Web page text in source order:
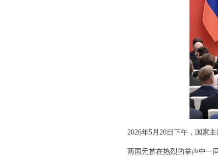
2026年5月20日下午，国家
两国元首在热烈的掌声中一